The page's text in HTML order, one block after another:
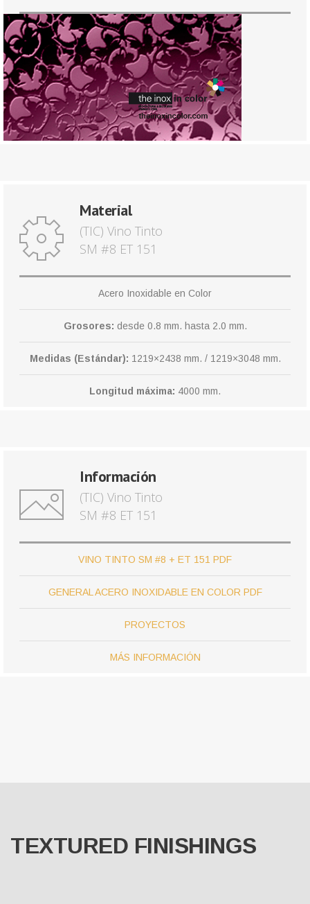
Material
(TIC) Vino Tinto
SM #8 ET 151
Acero Inoxidable en Color
Grosores: desde 0.8 mm. hasta 2.0 mm.
Medidas (Estándar): 1219×2438 mm. / 1219×3048 mm.
Longitud máxima: 4000 mm.
Información
(TIC) Vino Tinto
SM #8 ET 151
VINO TINTO SM #8 + ET 151 PDF
GENERAL ACERO INOXIDABLE EN COLOR PDF
PROYECTOS
MÁS INFORMACIÓN
TEXTURED FINISHINGS